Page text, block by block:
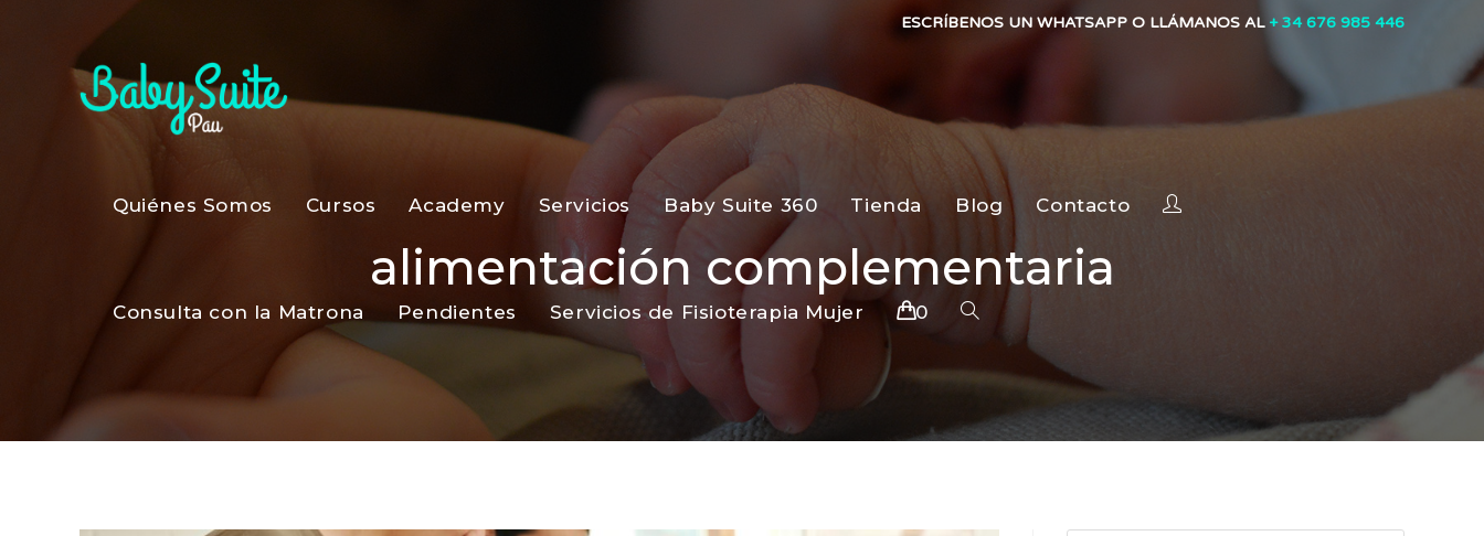
ESCRÍBENOS UN WHATSAPP O LLÁMANOS AL + 34 676 985 446
Quiénes Somos Cursos Academy Servicios Baby Suite 360 Tienda Blog Contacto
Consulta con la Matrona Pendientes Servicios de Fisioterapia Mujer 0
alimentación complementaria